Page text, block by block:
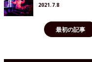
2021.7.8
最初の記事